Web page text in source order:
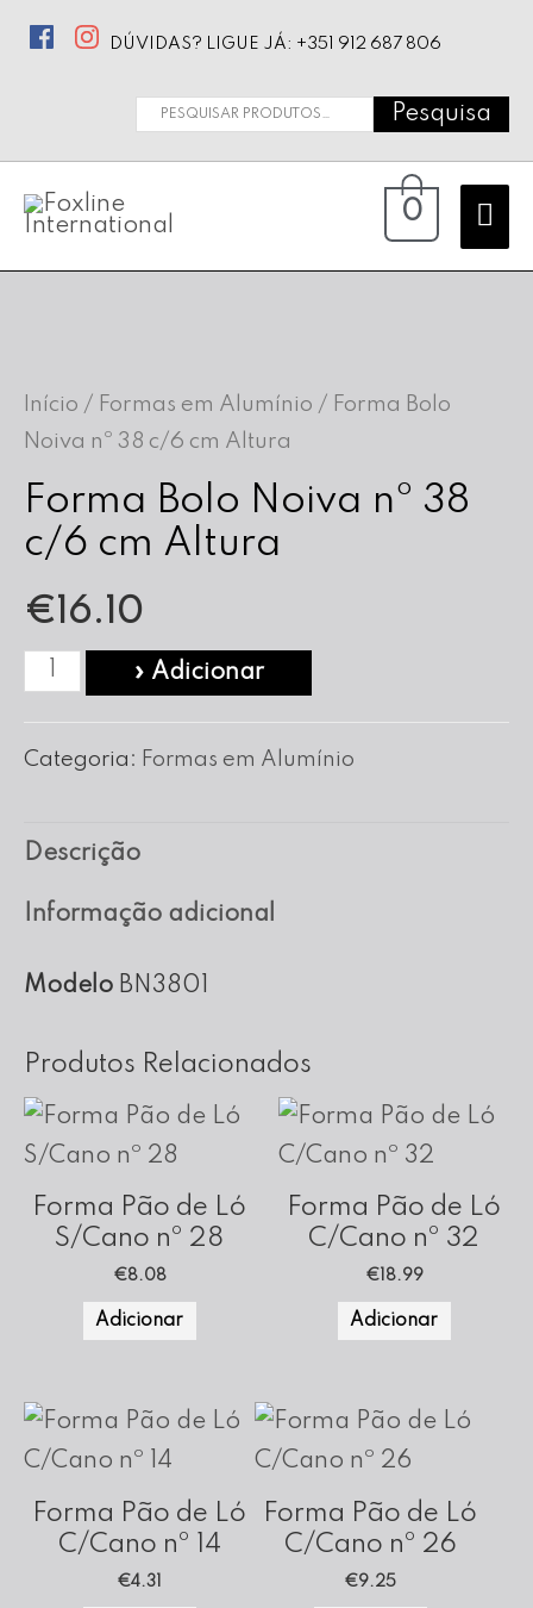
DÚVIDAS? LIGUE JÁ: +351 912 687 806
Pesquisar
Pesquisa
0
Início / Formas em Alumínio / Forma Bolo
Noiva nº 38 c/6 cm Altura
Forma Bolo Noiva nº 38
c/6 cm Altura
€16.10
Quantidade
Forma
nº
38
cm
» Adicionar
Categoria: Formas em Alumínio
Descrição
Informação adicional
Modelo BN3801
Produtos Relacionados
Forma Pão de Ló
S/Cano nº 28
€8.08
Adicionar
Forma Pão de Ló
C/Cano nº 32
€18.99
Adicionar
Forma Pão de Ló
C/Cano nº 14
€4.31
Forma Pão de Ló
C/Cano nº 26
€9.25